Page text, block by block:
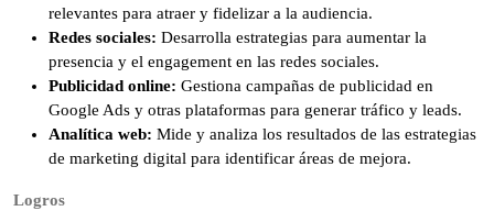
relevantes para atraer y fidelizar a la audiencia.
Redes sociales: Desarrolla estrategias para aumentar la
presencia y el engagement en las redes sociales.
Publicidad online: Gestiona campañas de publicidad en
Google Ads y otras plataformas para generar tráfico y leads.
Analítica web: Mide y analiza los resultados de las estrategias
de marketing digital para identificar áreas de mejora.
Logros